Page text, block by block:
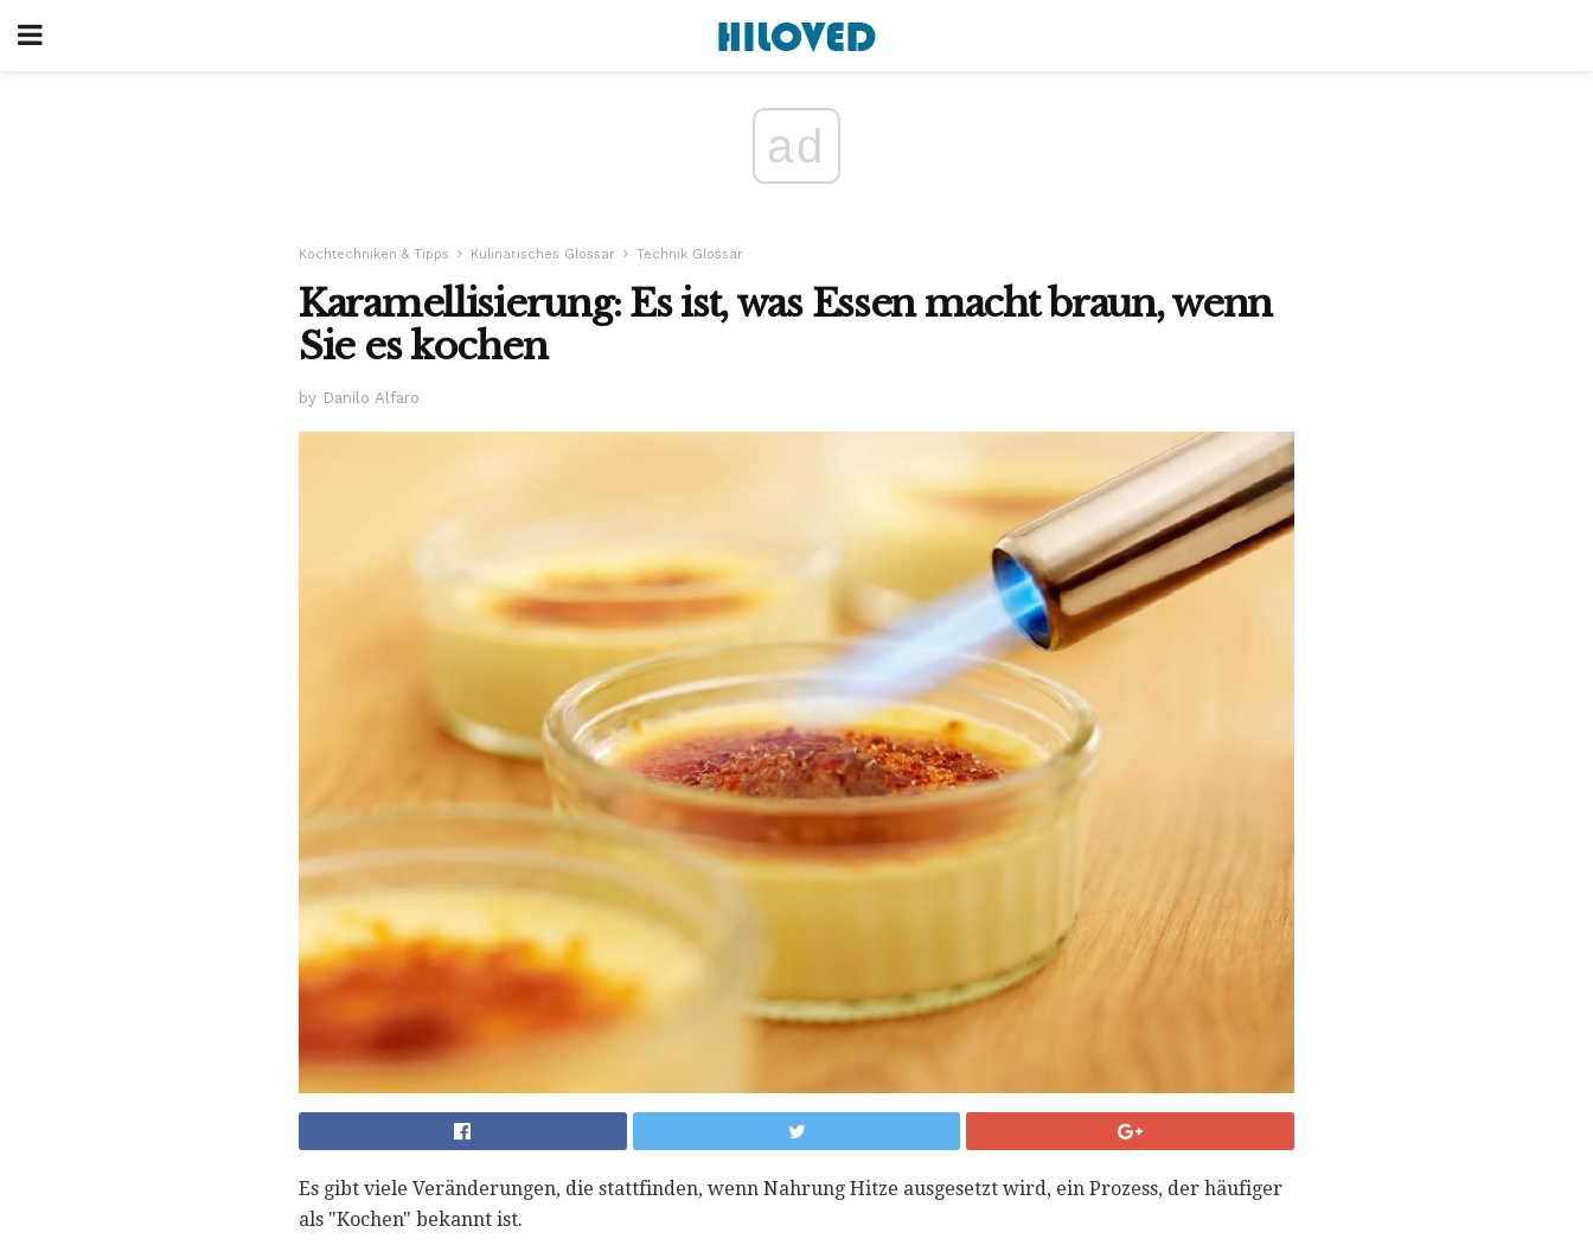
ad
Kochtechniken & Tipps Kulinarisches Glossar Technik Glossar
Karamellisierung: Es ist, was Essen macht braun, wenn
Sie es kochen
by Danilo Alfaro
Es gibt viele Veränderungen, die stattfinden, wenn Nahrung Hitze ausgesetzt wird, ein Prozess, der häufiger
als "Kochen" bekannt ist.